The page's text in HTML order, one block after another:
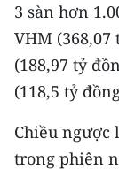
RADIO
MEDIA CENTER
E-Magazine
Video
3 sàn hơn
VHM (368,07
(188,97 tỷ
(118,5 tỷ
Chiều ngược
trong phiên